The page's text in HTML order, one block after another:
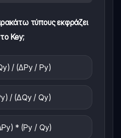
τύπους εκφράζει
το Key;
/ (ΔPy / Py)
/ (ΔQy / Qy)
* (Py / Qy)